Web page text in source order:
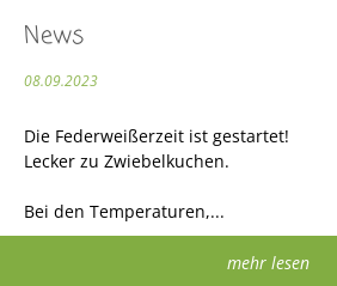
News
08.09.2023
Die Federweißerzeit ist gestartet!
Lecker zu Zwiebelkuchen.
Bei den Temperaturen,...
mehr lesen